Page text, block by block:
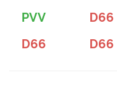
PVV
D66
D66
D66